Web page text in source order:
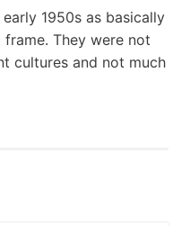
1950s as basically
They were not
cultures and not much